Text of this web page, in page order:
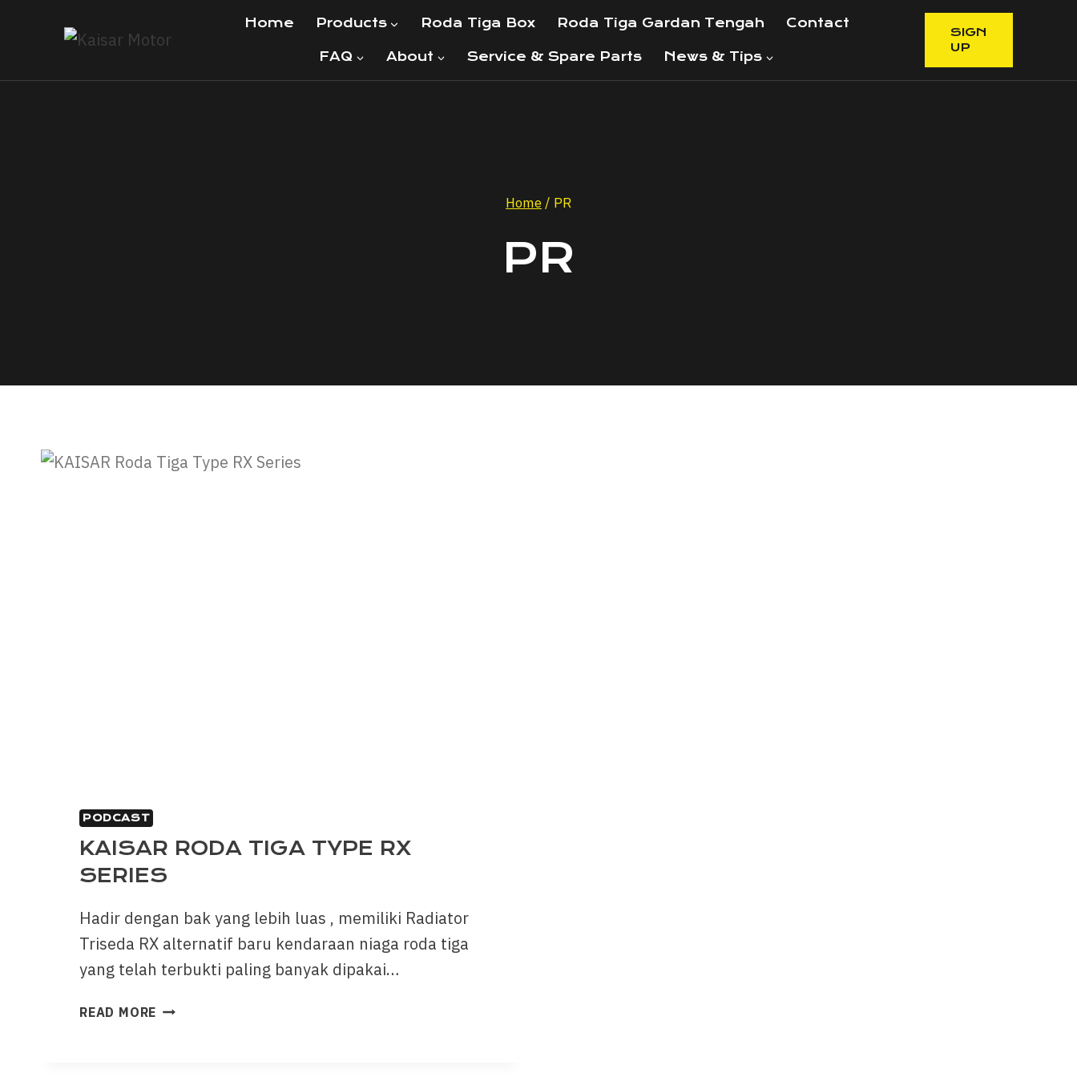
Home Products Roda Tiga Box Roda Tiga Gardan Tengah Contact
FAQ About Service & Spare Parts News & Tips
SIGN
UP
Home/ PR
PR
PODCAST
KAISAR RODA TIGA TYPE RX
SERIES
Hadir dengan bak yang lebih luas , memiliki Radiator
Triseda RX alternatif baru kendaraan niaga roda tiga
yang telah terbukti paling banyak dipakai…
READ MORE